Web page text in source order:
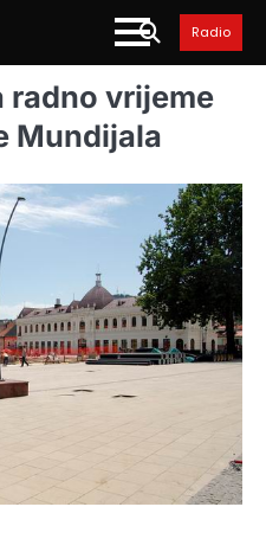
Radio
radno vrijeme
Mundijala